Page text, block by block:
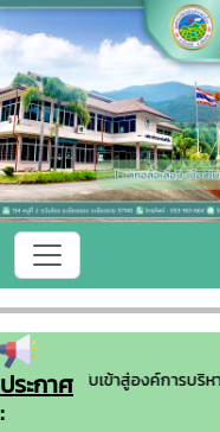
ประกาศ
:
ยินดีต้อนรับเข้าสู่องค์การบริห